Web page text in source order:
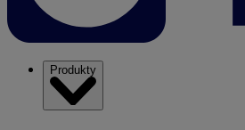
Produkty